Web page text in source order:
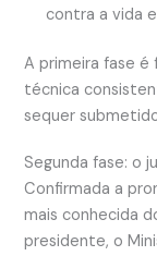
contra a vida
A primeira fase
técnica
sequer
Segunda fase: o
Confirmada a
mais conhecida
presidente, o